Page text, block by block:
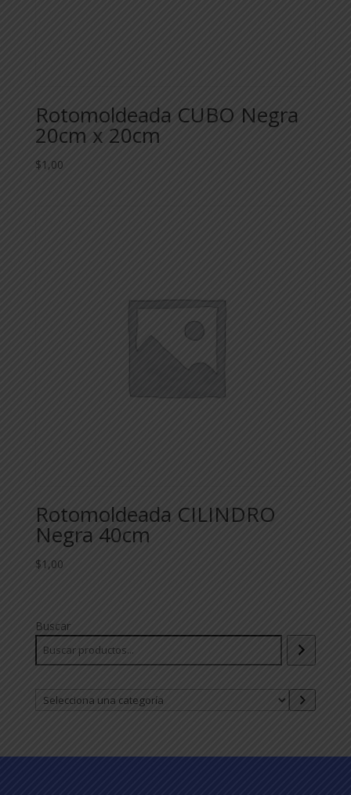
Rotomoldeada CUBO Negra
20cm x 20cm
$1,00
Rotomoldeada CILINDRO
Negra 40cm
$1,00
Buscar
Selecciona
una